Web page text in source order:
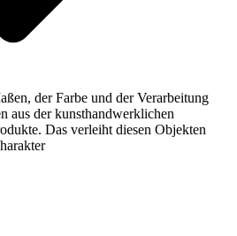
der Farbe und der Verarbeitung
aus der kunsthandwerklichen
Das verleiht diesen Objekten